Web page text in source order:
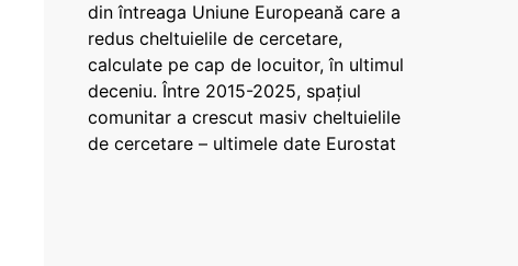
din întreaga Uniune Europeană care a
redus cheltuielile de cercetare,
calculate pe cap de locuitor, în ultimul
deceniu. Între 2015-2025, spațiul
comunitar a crescut masiv cheltuielile
de cercetare – ultimele date Eurostat